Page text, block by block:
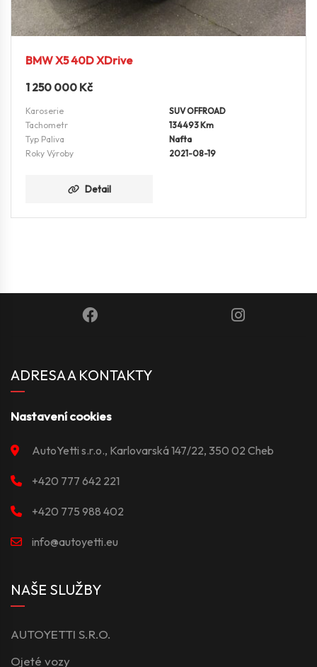
BMW X5 40D XDrive
1 250 000 Kč
Karoserie
SUV OFFROAD
Tachometr
134493 Km
Typ Paliva
Nafta
Roky Výroby
2021-08-19
Detail
ADRESA A KONTAKTY
Nastavení cookies
AutoYetti s.r.o., Karlovarská 147/22, 350 02 Cheb
+420 777 642 221
+420 775 988 402
info@autoyetti.eu
NAŠE SLUŽBY
AUTOYETTI S.R.O.
Ojeté vozy